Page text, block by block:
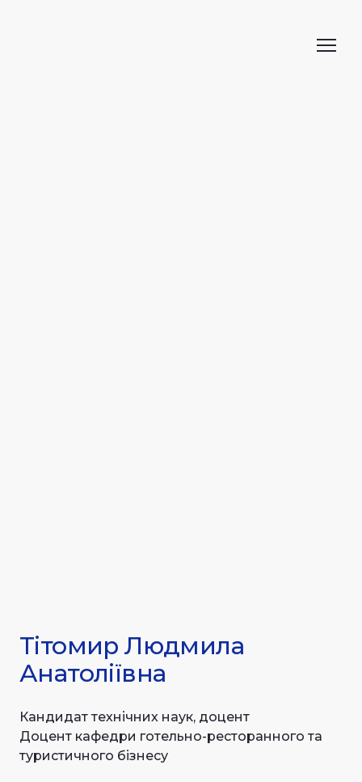
Тітомир Людмила
Анатоліївна
Кандидат технічних наук, доцент
Доцент кафедри готельно-ресторанного та
туристичного бізнесу